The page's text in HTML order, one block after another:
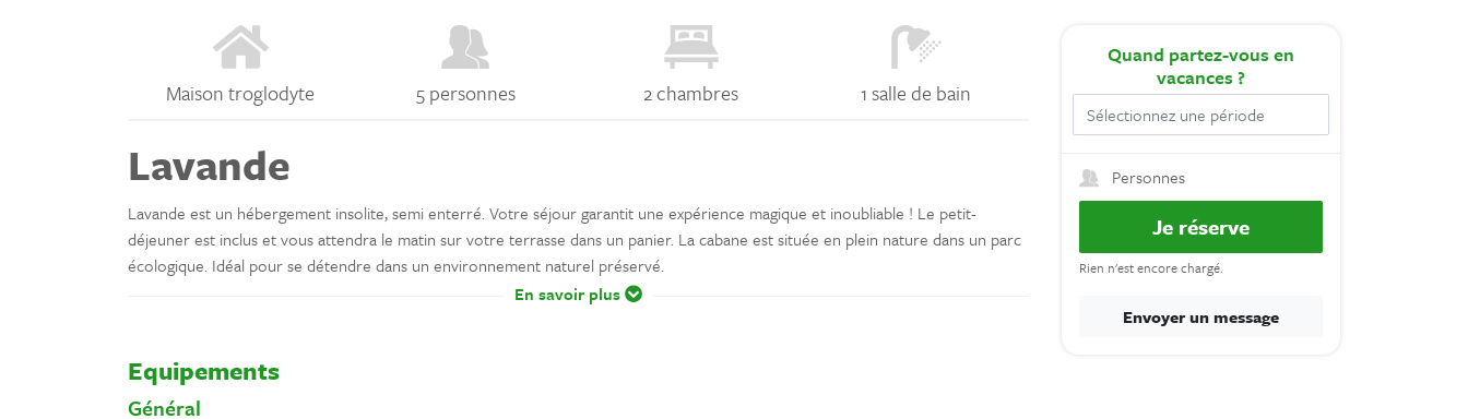
Maison troglodyte 5 personnes 2 chambres 1 salle de bain
Lavande
Lavande est un hébergement insolite, semi enterré. Votre séjour garantit une expérience magique et inoubliable ! Le petit-
déjeuner est inclus et vous attendra le matin sur votre terrasse dans un panier. La cabane est située en plein nature dans un parc
écologique. Idéal pour se détendre dans un environnement naturel préservé.
En savoir plus
Equipements
Général
Quand partez-vous en
vacances ?
Personnes
Je réserve
Rien n'est encore chargé.
Envoyer un message